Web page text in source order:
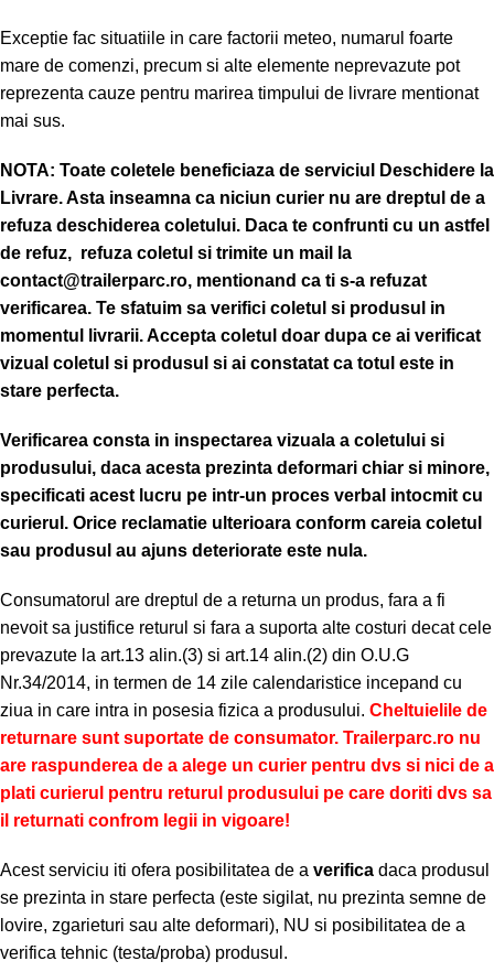
Exceptie fac situatiile in care factorii meteo, numarul foarte
mare de comenzi, precum si alte elemente neprevazute pot
reprezenta cauze pentru marirea timpului de livrare mentionat
mai sus.
NOTA: Toate coletele beneficiaza de serviciul Deschidere la
Livrare. Asta inseamna ca niciun curier nu are dreptul de a
refuza deschiderea coletului. Daca te confrunti cu un astfel
de refuz, refuza coletul si trimite un mail la
contact@trailerparc.ro, mentionand ca ti s-a refuzat
verificarea. Te sfatuim sa verifici coletul si produsul in
momentul livrarii. Accepta coletul doar dupa ce ai verificat
vizual coletul si produsul si ai constatat ca totul este in
stare perfecta.
Verificarea consta in inspectarea vizuala a coletului si
produsului, daca acesta prezinta deformari chiar si minore,
specificati acest lucru pe intr-un proces verbal intocmit cu
curierul. Orice reclamatie ulterioara conform careia coletul
sau produsul au ajuns deteriorate este nula.
Consumatorul are dreptul de a returna un produs, fara a fi
nevoit sa justifice returul si fara a suporta alte costuri decat cele
prevazute la art.13 alin.(3) si art.14 alin.(2) din O.U.G
Nr.34/2014, in termen de 14 zile calendaristice incepand cu
ziua in care intra in posesia fizica a produsului. Cheltuielile de
returnare sunt suportate de consumator. Trailerparc.ro nu
are raspunderea de a alege un curier pentru dvs si nici de a
plati curierul pentru returul produsului pe care doriti dvs sa
il returnati confrom legii in vigoare!
Acest serviciu iti ofera posibilitatea de a verifica daca produsul
se prezinta in stare perfecta (este sigilat, nu prezinta semne de
lovire, zgarieturi sau alte deformari), NU si posibilitatea de a
verifica tehnic (testa/proba) produsul.